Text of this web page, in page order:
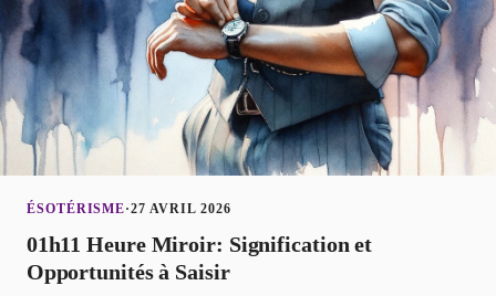
ÉSOTÉRISME·27 AVRIL 2026
01h11 Heure Miroir: Signification et
Opportunités à Saisir